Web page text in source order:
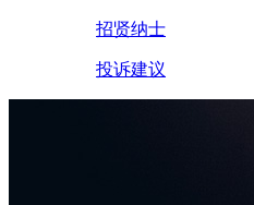
招贤纳士
投诉建议